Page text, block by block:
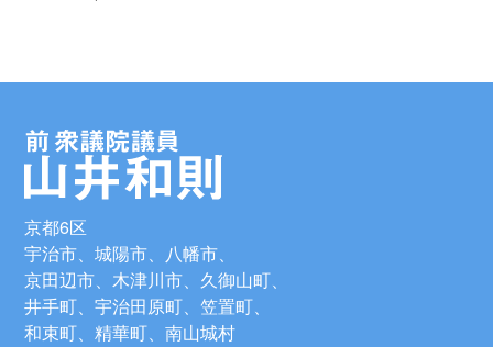
京都6区
宇治市、城陽市、八幡市、
京田辺市、木津川市、久御山町、
井手町、宇治田原町、笠置町、
和束町、精華町、南山城村